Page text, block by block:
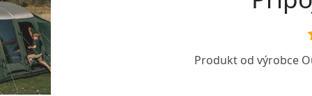
Produkt od výrobce